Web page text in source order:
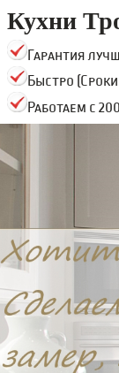
Кухни
Гарантия
Быстро (Сроки
Работаем с